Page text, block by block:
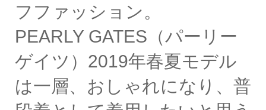
フファッション。
PEARLY GATES（パーリー
ゲイツ）2019年春夏モデル
は一層、おしゃれになり、普